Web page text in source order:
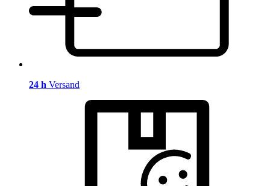
24 h Versand